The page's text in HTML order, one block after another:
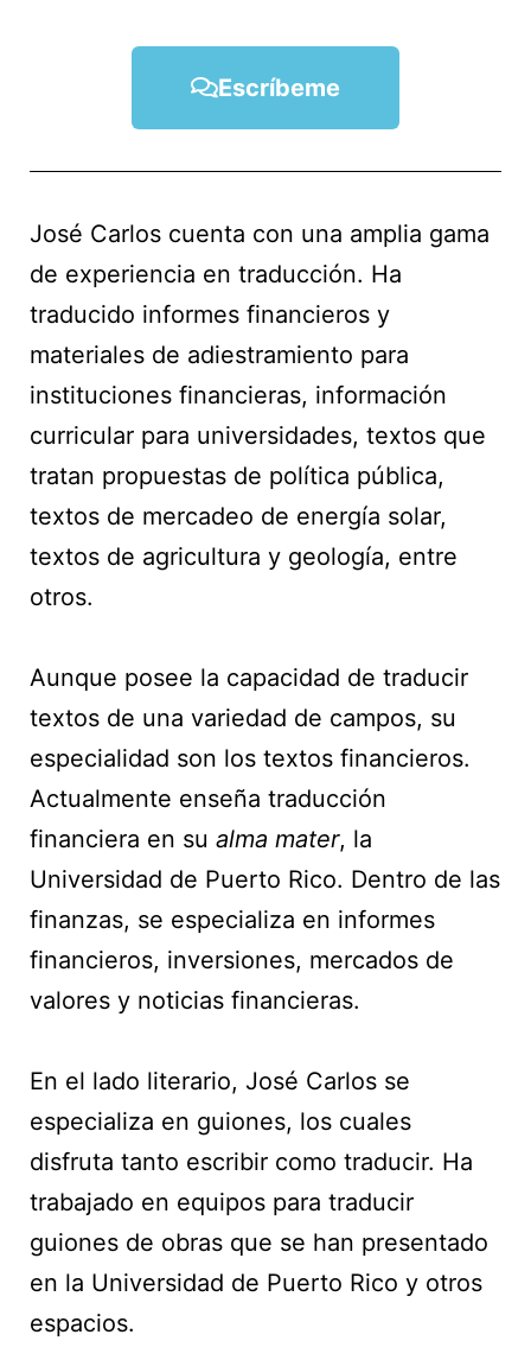
Escríbeme
José Carlos cuenta con una amplia gama
de experiencia en traducción. Ha
traducido informes financieros y
materiales de adiestramiento para
instituciones financieras, información
curricular para universidades, textos que
tratan propuestas de política pública,
textos de mercadeo de energía solar,
textos de agricultura y geología, entre
otros.
Aunque posee la capacidad de traducir
textos de una variedad de campos, su
especialidad son los textos financieros.
Actualmente enseña traducción
financiera en su alma mater, la
Universidad de Puerto Rico. Dentro de las
finanzas, se especializa en informes
financieros, inversiones, mercados de
valores y noticias financieras.
En el lado literario, José Carlos se
especializa en guiones, los cuales
disfruta tanto escribir como traducir. Ha
trabajado en equipos para traducir
guiones de obras que se han presentado
en la Universidad de Puerto Rico y otros
espacios.